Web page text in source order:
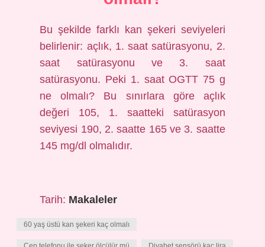
Bu şekilde farklı kan şekeri seviyeleri
belirlenir: açlık, 1. saat satürasyonu, 2.
saat satürasyonu ve 3. saat
satürasyonu. Peki 1. saat OGTT 75 g
ne olmalı? Bu sınırlara göre açlık
değeri 105, 1. saatteki satürasyon
seviyesi 190, 2. saatte 165 ve 3. saatte
145 mg/dl olmalıdır.
Tarih: Makaleler
60 yaş üstü kan şekeri kaç olmalı